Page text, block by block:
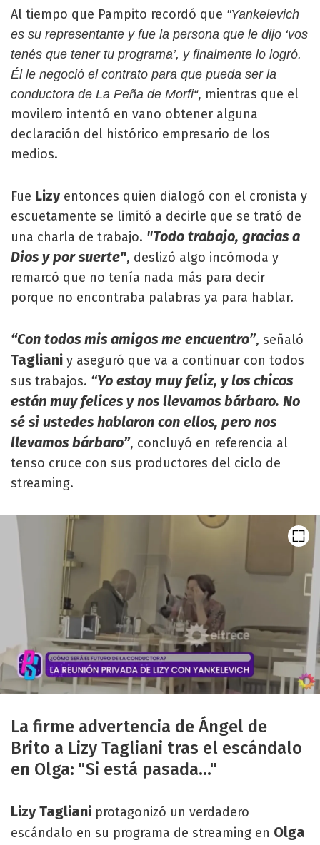
Al tiempo que Pampito recordó que "Yankelevich
es su representante y fue la persona que le dijo ‘vos
tenés que tener tu programa’, y finalmente lo logró.
Él le negoció el contrato para que pueda ser la
conductora de La Peña de Morfi“, mientras que el
movilero intentó en vano obtener alguna
declaración del histórico empresario de los
medios.
Fue Lizy entonces quien dialogó con el cronista y
escuetamente se limitó a decirle que se trató de
una charla de trabajo. "Todo trabajo, gracias a
Dios y por suerte", deslizó algo incómoda y
remarcó que no tenía nada más para decir
porque no encontraba palabras ya para hablar.
“Con todos mis amigos me encuentro”, señaló
Tagliani y aseguró que va a continuar con todos
sus trabajos. “Yo estoy muy feliz, y los chicos
están muy felices y nos llevamos bárbaro. No
sé si ustedes hablaron con ellos, pero nos
llevamos bárbaro”, concluyó en referencia al
tenso cruce con sus productores del ciclo de
streaming.
La firme advertencia de Ángel de
Brito a Lizy Tagliani tras el escándalo
en Olga: "Si está pasada..."
Lizy Tagliani protagonizó un verdadero
escándalo en su programa de streaming en Olga